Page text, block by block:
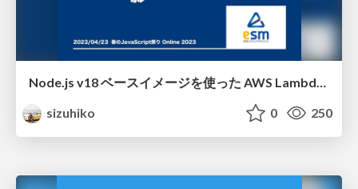
Node.js v18 ベースイメージを使った AWS Lambda アプリ開発におけつ光と影 / 2023-04-23 JavaScript Fes
sizuhiko
0 250